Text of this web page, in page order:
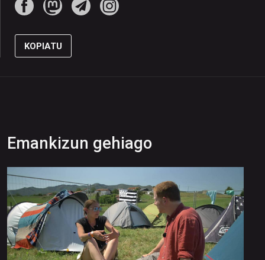
KOPIATU
Emankizun gehiago